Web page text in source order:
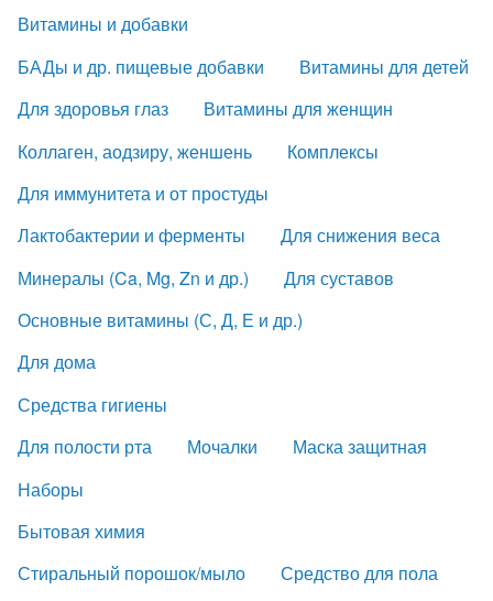
Витамины и добавки
БАДы и др. пищевые добавки
Витамины для детей
Для здоровья глаз
Витамины для женщин
Коллаген, аодзиру, женшень
Комплексы
Для иммунитета и от простуды
Лактобактерии и ферменты
Для снижения веса
Минералы (Ca, Mg, Zn и др.)
Для суставов
Основные витамины (С, Д, Е и др.)
Для дома
Средства гигиены
Для полости рта
Мочалки
Маска защитная
Наборы
Бытовая химия
Стиральный порошок/мыло
Средство для пола